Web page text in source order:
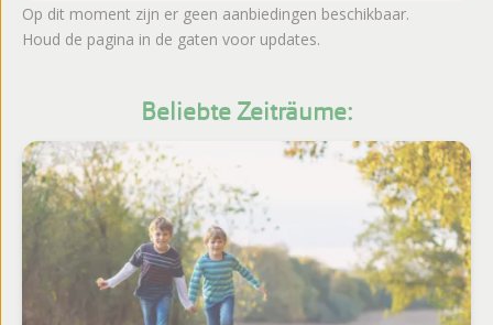
Op dit moment zijn er geen aanbiedingen beschikbaar.
Houd de pagina in de gaten voor updates.
Beliebte Zeiträume: